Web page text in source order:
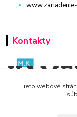
Kontakty
Tieto webové